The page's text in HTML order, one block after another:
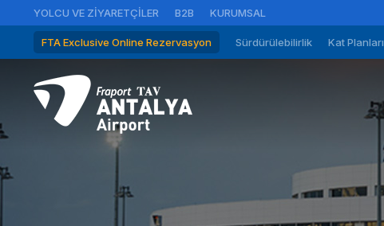
YOLCU VE ZIYARETÇILER B2B KURUMSAL
FTA Exclusive Online Rezervasyon Sürdürülebilirlik Kat Planları